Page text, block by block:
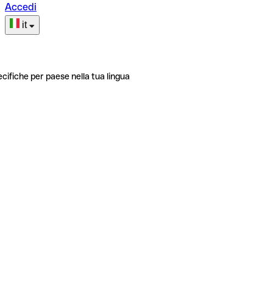
Accedi
it
per paese nella tua lingua